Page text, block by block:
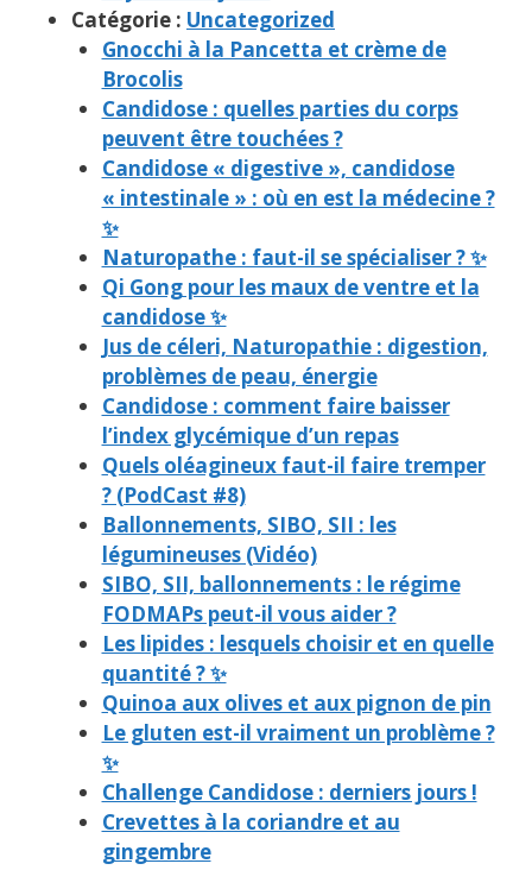
Catégorie : Uncategorized
Gnocchi à la Pancetta et crème de
Brocolis
Candidose : quelles parties du corps
peuvent être touchées ?
Candidose « digestive », candidose
« intestinale » : où en est la médecine ?
✨
Naturopathe : faut-il se spécialiser ? ✨
Qi Gong pour les maux de ventre et la
candidose ✨
Jus de céleri, Naturopathie : digestion,
problèmes de peau, énergie
Candidose : comment faire baisser
l’index glycémique d’un repas
Quels oléagineux faut-il faire tremper
? (PodCast #8)
Ballonnements, SIBO, SII : les
légumineuses (Vidéo)
SIBO, SII, ballonnements : le régime
FODMAPs peut-il vous aider ?
Les lipides : lesquels choisir et en quelle
quantité ? ✨
Quinoa aux olives et aux pignon de pin
Le gluten est-il vraiment un problème ?
✨
Challenge Candidose : derniers jours !
Crevettes à la coriandre et au
gingembre